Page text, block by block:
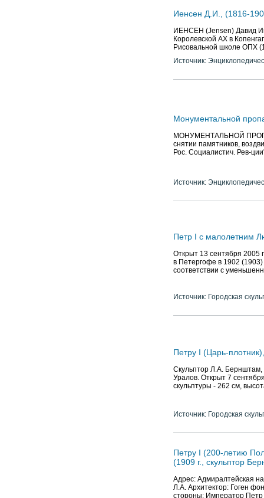
Иенсен Д.И., (1816-
ИЕНСЕН (Jensen) Давид
Королевской АХ в
Рисовальной школе ОПХ
Источник:
Монументальной
МОНУМЕНТАЛЬНОЙ
снятии памятников,
Рос. Социалистич. Рев-
Источник:
Петр I с малолетним
Открыт 13 сентября 2005
в Петергофе в 1902
соответствии с
Источник: Городская
Петру I (Царь-
Скульптор Л.А. Бернштам,
Уралов. Открыт 7
скульптуры - 262 см,
Источник: Городская
Петру I (200-летию
(1909 г., скульптор
Адрес: Адмиралтейская
Л.А. Архитектор: Гоген
стороны: Император Петр